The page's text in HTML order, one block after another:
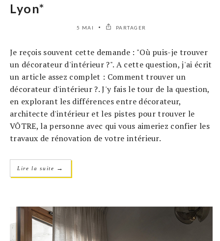
Lyon*
5 MAI PARTAGER
Je reçois souvent cette demande : "Où puis-je trouver
un décorateur d'intérieur ?". A cette question, j'ai écrit
un article assez complet : Comment trouver un
décorateur d'intérieur ?. J'y fais le tour de la question,
en explorant les différences entre décorateur,
architecte d'intérieur et les pistes pour trouver le
VÔTRE, la personne avec qui vous aimeriez confier les
travaux de rénovation de votre intérieur.
Lire la suite →